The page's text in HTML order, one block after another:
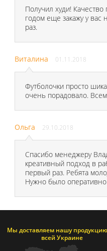
Получил худи!
годом еще закажу у вас
раз.
Виталина 01.11.2018
Футболочки просто
очень порадовало.
Ольга 29.10.2018
Спасибо менеджеру
креативный подход в
первый раз. Ребята
Нужно было
Мы доставляем нашу
всей Украине